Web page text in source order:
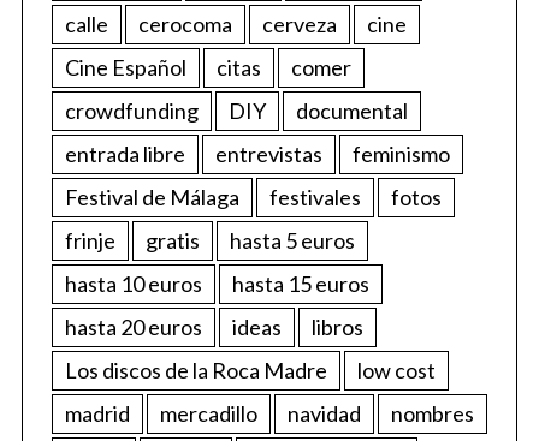
calle
cerocoma cerveza
cine
Cine Español
citas
comer
crowdfunding
DIY
documental
entrada libre
entrevistas
feminismo
Festival de Málaga
festivales
fotos
frinje
gratis
hasta 5 euros
hasta 10 euros
hasta 15 euros
hasta 20 euros
ideas
libros
Los discos de la Roca Madre
low cost
madrid
mercadillo navidad
nombres